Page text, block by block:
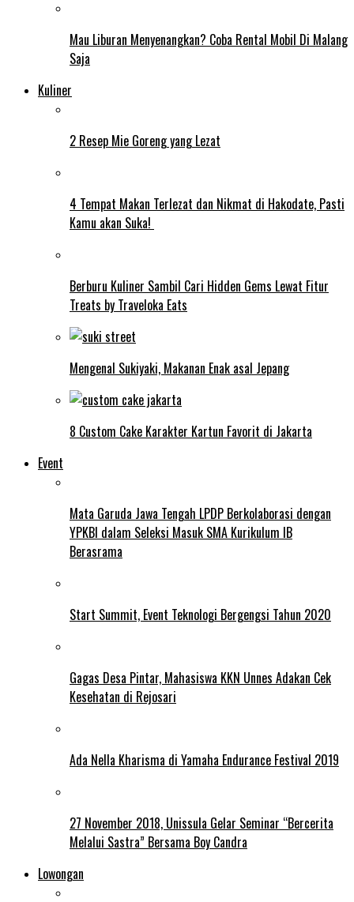
Mau Liburan Menyenangkan? Coba Rental Mobil Di Malang
Saja
Kuliner
2 Resep Mie Goreng yang Lezat
4 Tempat Makan Terlezat dan Nikmat di Hakodate, Pasti
Kamu akan Suka!
Berburu Kuliner Sambil Cari Hidden Gems Lewat Fitur
Treats by Traveloka Eats
Mengenal Sukiyaki, Makanan Enak asal Jepang
8 Custom Cake Karakter Kartun Favorit di Jakarta
Event
Mata Garuda Jawa Tengah LPDP Berkolaborasi dengan
YPKBI dalam Seleksi Masuk SMA Kurikulum IB
Berasrama
Start Summit, Event Teknologi Bergengsi Tahun 2020
Gagas Desa Pintar, Mahasiswa KKN Unnes Adakan Cek
Kesehatan di Rejosari
Ada Nella Kharisma di Yamaha Endurance Festival 2019
27 November 2018, Unissula Gelar Seminar “Bercerita
Melalui Sastra” Bersama Boy Candra
Lowongan